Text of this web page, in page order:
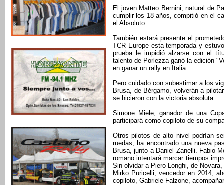
El joven Matteo Bernini, natural de
cumplir los 18 años, compitió en el
el Absoluto.
También estará presente el
TCR Europe esta temporada y
prueba le impidió alzarse con el
talento de Porlezza ganó la edición
en ganar un rally en Italia.
Pero cuidado con subestimar a los
Brusa, de Bérgamo, volverán a
se hicieron con la victoria absoluta.
Simone Miele, ganador de una
participará como copiloto de su
Otros pilotos de alto nivel podrían
ruedas, ha encontrado una nueva
Brusa, junto a Daniel Zanelli. Fabio
romano intentará marcar tiempos
Sin olvidar a Piero Longhi, de
Mirko Puricelli, vencedor en 2014;
copiloto, Gabriele Falzone,